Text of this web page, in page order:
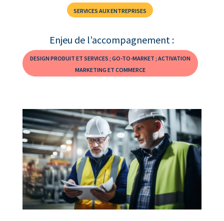
SERVICES AUX ENTREPRISES
Enjeu de l’accompagnement :
DESIGN PRODUIT ET SERVICES ; GO-TO-MARKET ; ACTIVATION
MARKETING ET COMMERCE